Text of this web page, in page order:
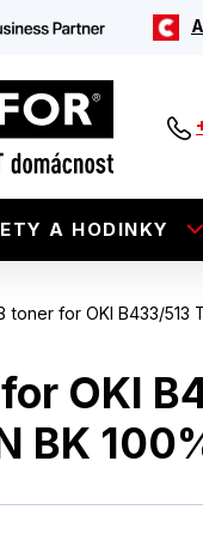
A HODINKY
toner for OKI B433/513
OKI
BK